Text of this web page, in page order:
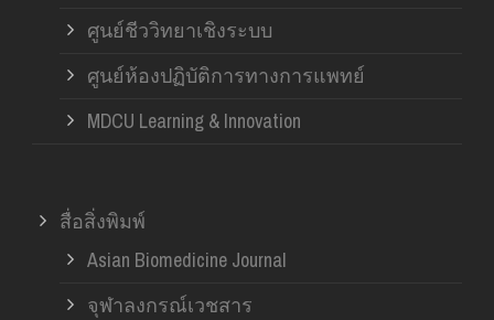
ศูนย์ชีววิทยาเชิงระบบ
ศูนย์ห้องปฏิบัติการทางการแพทย์
MDCU Learning & Innovation
สื่อสิ่งพิมพ์
Asian Biomedicine Journal
จุฬาลงกรณ์เวชสาร